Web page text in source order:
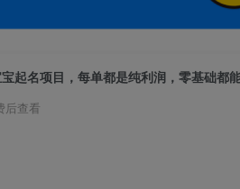
后查看